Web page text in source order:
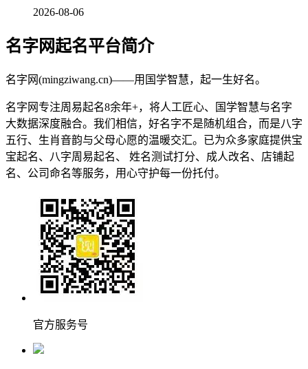
2026-08-06
名字网起名平台简介
名字网(mingziwang.cn)——用国学智慧，起一生好名。
名字网专注周易起名8余年+，将人工匠心、国学智慧与名字
大数据深度融合。我们相信，好名字不是随机组合，而是八字
五行、生肖音韵与父母心愿的温暖交汇。已为众多家庭提供宝
宝起名、八字周易起名、 姓名测试打分、成人改名、店铺起
名、公司命名等服务，用心守护每一份托付。
官方服务号